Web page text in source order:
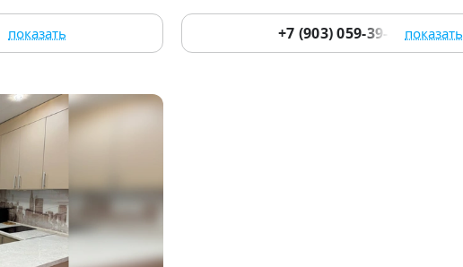
показать +7 (903) 059-39-51 показать